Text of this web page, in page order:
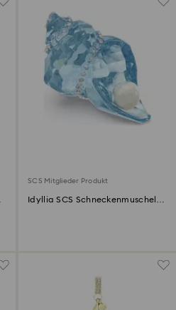
SCS Mitglieder Produkt
Idyllia SCS Schneckenmuschel